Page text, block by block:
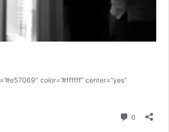
color=”#ffffff” center=”yes”
0 Yorum